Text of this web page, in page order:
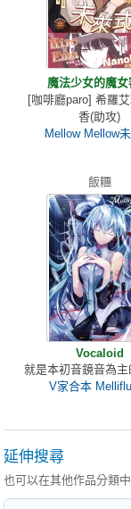
魔法少女的魔女
[咖啡廳paro] 希羅
香(助攻)
Mellow Mellow
飯糰
Vocaloid
就是本初音鏡音為
V家合本
延伸搜尋
也可以在其他作品分類